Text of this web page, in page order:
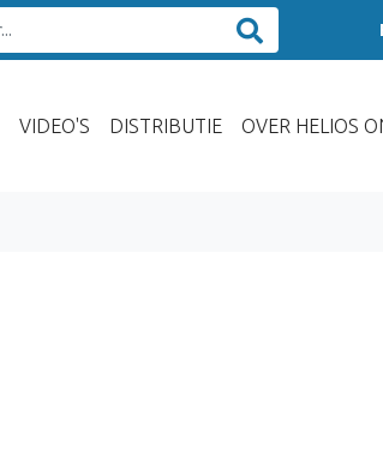
VIDEO'S DISTRIBUTIE OVER HELIOS